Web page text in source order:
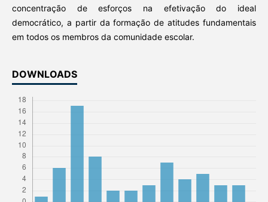
concentração de esforços na efetivação do ideal
democrático, a partir da formação de atitudes fundamentais
em todos os membros da comunidade escolar.
DOWNLOADS